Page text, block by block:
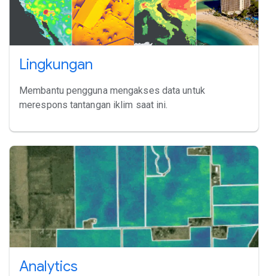
Lingkungan
Membantu pengguna mengakses data untuk
merespons tantangan iklim saat ini.
Analytics